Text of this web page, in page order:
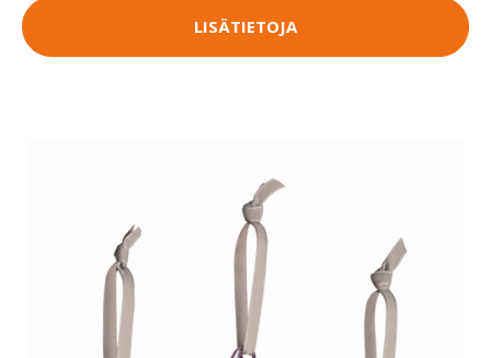
LISÄTIETOJA